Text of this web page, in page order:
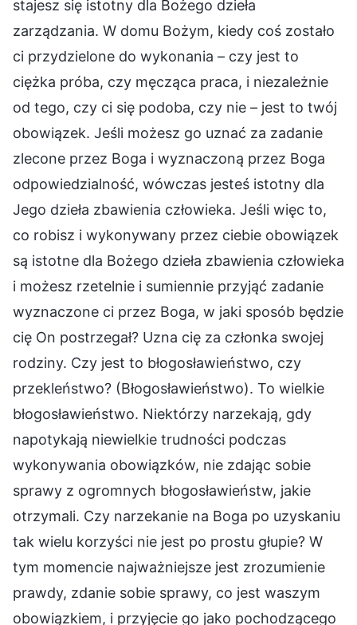
stajesz się istotny dla Bożego dzieła
zarządzania. W domu Bożym, kiedy coś zostało
ci przydzielone do wykonania – czy jest to
ciężka próba, czy męcząca praca, i niezależnie
od tego, czy ci się podoba, czy nie – jest to twój
obowiązek. Jeśli możesz go uznać za zadanie
zlecone przez Boga i wyznaczoną przez Boga
odpowiedzialność, wówczas jesteś istotny dla
Jego dzieła zbawienia człowieka. Jeśli więc to,
co robisz i wykonywany przez ciebie obowiązek
są istotne dla Bożego dzieła zbawienia człowieka
i możesz rzetelnie i sumiennie przyjąć zadanie
wyznaczone ci przez Boga, w jaki sposób będzie
cię On postrzegał? Uzna cię za członka swojej
rodziny. Czy jest to błogosławieństwo, czy
przekleństwo? (Błogosławieństwo). To wielkie
błogosławieństwo. Niektórzy narzekają, gdy
napotykają niewielkie trudności podczas
wykonywania obowiązków, nie zdając sobie
sprawy z ogromnych błogosławieństw, jakie
otrzymali. Czy narzekanie na Boga po uzyskaniu
tak wielu korzyści nie jest po prostu głupie? W
tym momencie najważniejsze jest zrozumienie
prawdy, zdanie sobie sprawy, co jest waszym
obowiązkiem, i przyjęcie go jako pochodzącego